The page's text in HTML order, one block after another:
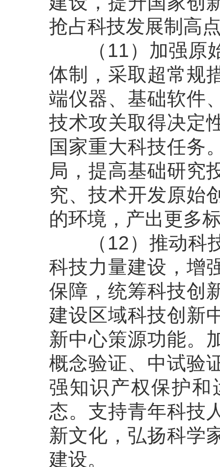
抢占科技发展制高
（11）加强原始
体制，采取超常规
端仪器、基础软件
技术攻关取得决定
国家重大科技任务
局，提高基础研究
究、技术开发原始
的环境，产出更多
（12）推动科技
科技力量建设，增
保障，统筹科技创
建设区域科技创新
新中心策源功能。
概念验证、中试验
强知识产权保护
态。支持青年科技
新文化，弘扬科学
建设。